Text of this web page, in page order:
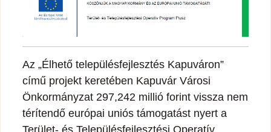
Az „Élhető településfejlesztés Kapuváron”
című projekt keretében Kapuvár Városi
Önkormányzat 297,242 millió forint vissza nem
térítendő európai uniós támogatást nyert a
Terület- és Településfejlesztési Operatív